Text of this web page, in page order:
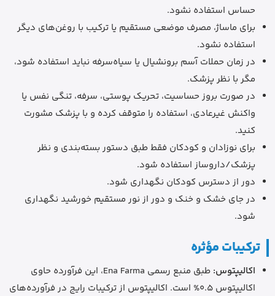
حساس استفاده نشود.
برای ماساژ، مصرف موضعی مستقیم یا ترکیب با روغن‌های دیگر
استفاده نشود.
در زمان حملات آسم برونشیال یا سیاه‌سرفه نباید استفاده شود،
مگر با نظر پزشک.
در صورت بروز حساسیت، تحریک پوستی، سرفه، تنگی نفس یا
واکنش غیرعادی، استفاده را متوقف کرده و با پزشک مشورت
کنید.
برای نوزادان و کودکان فقط طبق دستور بسته‌بندی و نظر
پزشک/داروساز استفاده شود.
دور از دسترس کودکان نگهداری شود.
در جای خشک و خنک و دور از نور مستقیم خورشید نگهداری
شود.
ترکیبات مؤثره
اکالیپتوس:
طبق منبع رسمی Ena Farma، این فرآورده حاوی
اکالیپتوس 0.5% است. اکالیپتوس از ترکیبات رایج در فرآورده‌های